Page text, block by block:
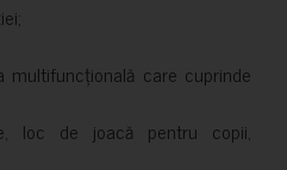
multifuncțională care cuprinde
loc de joacă pentru copii,